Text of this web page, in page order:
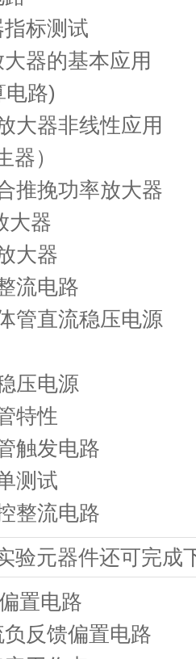
大器指
器的基本应用
电路)
大器非线性应用
器）
推挽功率放大器
大器
大器
流电路
管直流稳压电源
压电源
特性
触发电路
测试
整流电路
验元器件还可完成
反馈偏置
流负反馈偏